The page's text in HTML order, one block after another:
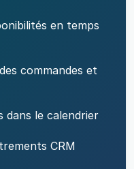
en temps
commandes et
dans le calendrier
CRM